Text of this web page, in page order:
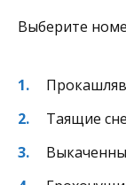
Выберите
Таящие